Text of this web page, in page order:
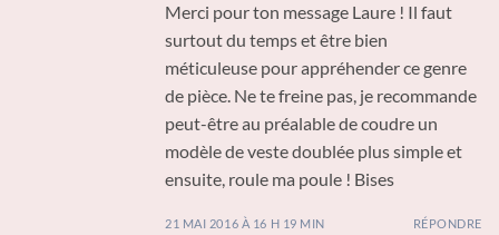
Merci pour ton message Laure ! Il faut
surtout du temps et être bien
méticuleuse pour appréhender ce genre
de pièce. Ne te freine pas, je recommande
peut-être au préalable de coudre un
modèle de veste doublée plus simple et
ensuite, roule ma poule ! Bises
21 MAI 2016 À 16 H 19 MIN RÉPONDRE